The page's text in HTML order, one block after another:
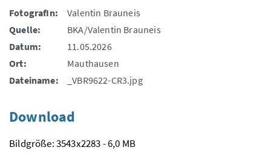
FotografIn:
Valentin Brauneis
Quelle:
BKA/Valentin Brauneis
Datum:
11.05.2026
Ort:
Mauthausen
Dateiname:
_VBR9622-CR3.jpg
Download
Bildgröße: 3543x2283 - 6,0 MB